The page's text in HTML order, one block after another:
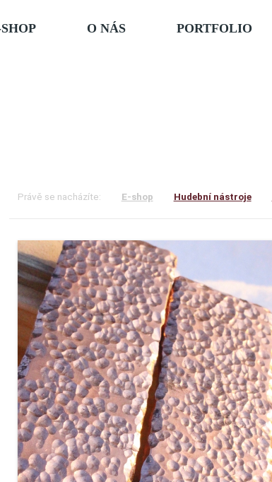
O NÁS PORTFOLIO
Právě se nacházíte: E-shop Hudební nástroje